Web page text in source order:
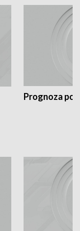
Prognoza